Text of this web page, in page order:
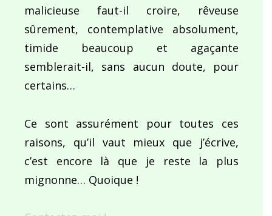
malicieuse faut-il croire, rêveuse
sûrement, contemplative absolument,
timide beaucoup et agaçante
semblerait-il, sans aucun doute, pour
certains…
Ce sont assurément pour toutes ces
raisons, qu’il vaut mieux que j’écrive,
c’est encore là que je reste la plus
mignonne… Quoique !